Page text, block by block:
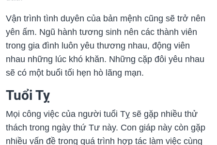
Vận trình tình duyên của bản mệnh cũng sẽ trở nên
yên ấm. Ngũ hành tương sinh nên các thành viên
trong gia đình luôn yêu thương nhau, động viên
nhau những lúc khó khăn. Những cặp đôi yêu nhau
sẽ có một buổi tối hẹn hò lãng mạn.
Tuổi Tỵ
Mọi công việc của người tuổi Tỵ sẽ gặp nhiều thử
thách trong ngày thứ Tư này. Con giáp này còn gặp
nhiều vấn đề trong quá trình hợp tác làm việc cùng